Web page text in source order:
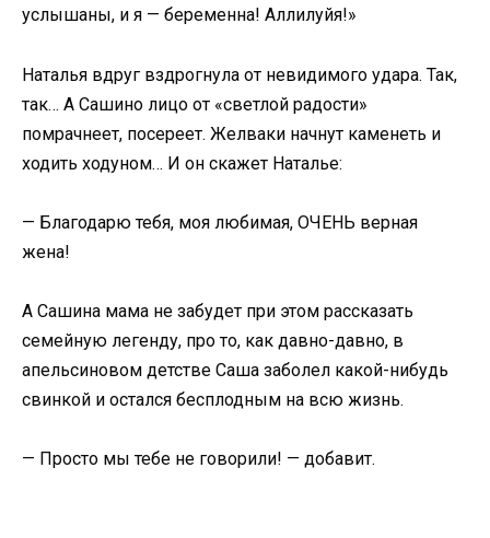
услышаны, и я — беременна! Аллилуйя!»
Наталья вдруг вздрогнула от невидимого удара. Так,
так… А Сашино лицо от «светлой радости»
помрачнеет, посереет. Желваки начнут каменеть и
ходить ходуном… И он скажет Наталье:
— Благодарю тебя, моя любимая, ОЧЕНЬ верная
жена!
А Сашина мама не забудет при этом рассказать
семейную легенду, про то, как давно-давно, в
апельсиновом детстве Саша заболел какой-нибудь
свинкой и остался бесплодным на всю жизнь.
— Просто мы тебе не говорили! — добавит.